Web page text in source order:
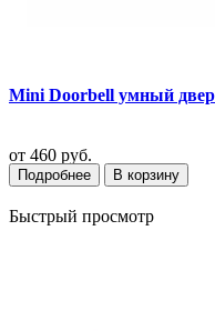
Mini Doorbell умный
от 460 руб.
Подробнее В корзину
Быстрый просмотр